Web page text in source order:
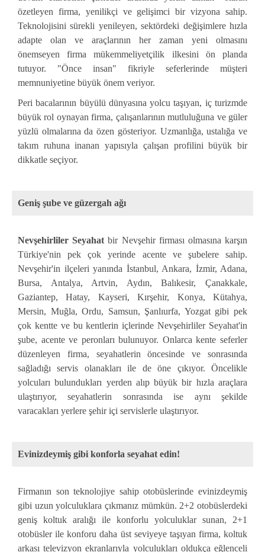
özetleyen firma, yenilikçi ve gelişimci bir vizyona sahip.
Teknolojisini sürekli yenileyen, sektördeki değişimlere hızla
adapte olan ve araçlarının her zaman yeni olmasını
önemseyen firma mükemmeliyetçilik ilkesini ön planda
tutuyor. "Önce insan" fikriyle seferlerinde müşteri
memnuniyetine büyük önem veriyor.
Peri bacalarının büyülü dünyasına yolcu taşıyan, iç turizmde
büyük rol oynayan firma, çalışanlarının mutluluğuna ve güler
yüzlü olmalarına da özen gösteriyor. Uzmanlığa, ustalığa ve
takım ruhuna inanan yapısıyla çalışan profilini büyük bir
dikkatle seçiyor.
Geniş şube ve güzergah ağı
Nevşehirliler Seyahatbir Nevşehir firması olmasına karşın
Türkiye'nin pek çok yerinde acente ve şubelere sahip.
Nevşehir'in ilçeleri yanında İstanbul, Ankara, İzmir, Adana,
Bursa, Antalya, Artvin, Aydın, Balıkesir, Çanakkale,
Gaziantep, Hatay, Kayseri, Kırşehir, Konya, Kütahya,
Mersin, Muğla, Ordu, Samsun, Şanlıurfa, Yozgat gibi pek
çok kentte ve bu kentlerin içlerinde Nevşehirliler Seyahat'in
şube, acente ve peronları bulunuyor. Onlarca kente seferler
düzenleyen firma, seyahatlerin öncesinde ve sonrasında
sağladığı servis olanakları ile de öne çıkıyor. Öncelikle
yolcuları bulundukları yerden alıp büyük bir hızla araçlara
ulaştırıyor, seyahatlerin sonrasında ise aynı şekilde
varacakları yerlere şehir içi servislerle ulaştırıyor.
Evinizdeymiş gibi konforla seyahat edin!
Firmanın son teknolojiye sahip otobüslerinde evinizdeymiş
gibi uzun yolculuklara çıkmanız mümkün. 2+2 otobüslerdeki
geniş koltuk aralığı ile konforlu yolculuklar sunan, 2+1
otobüsler ile konforu daha üst seviyeye taşıyan firma, koltuk
arkası televizyon ekranlarıyla yolculukları oldukça eğlenceli